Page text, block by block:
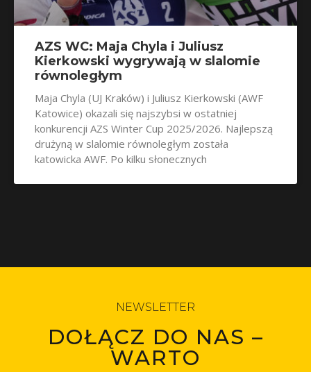
AZS WC: Maja Chyla i Juliusz
Kierkowski wygrywają w slalomie
równoległym
Maja Chyla (UJ Kraków) i Juliusz Kierkowski (AWF
Katowice) okazali się najszybsi w ostatniej
konkurencji AZS Winter Cup 2025/2026. Najlepszą
drużyną w slalomie równoległym została
katowicka AWF. Po kilku słonecznych
NEWSLETTER
DOŁĄCZ DO NAS –
WARTO